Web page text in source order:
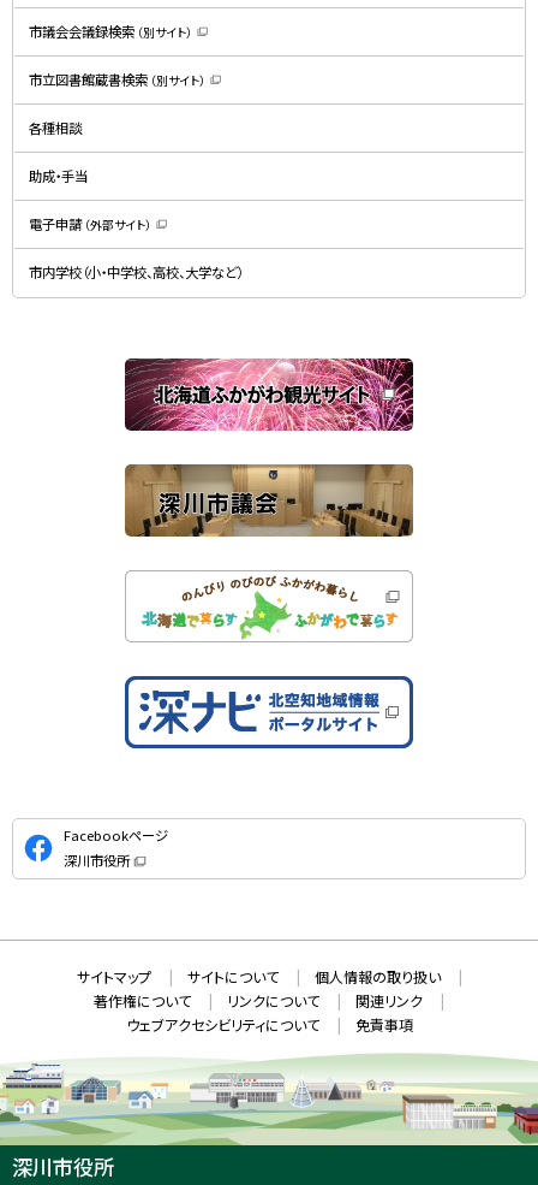
す
）
市議会会議録検索 （別サイト）
新
規
ウ
ン
で
す
市立図書館蔵書検索 （別サイト）
新
ン
で
す
）
各種相談
助成・手当
電子申請 （外部サイト）
新
規
ウ
ン
開
き
ま
す
）
市内学校（小・中学校、高校、大学など）
公
式
S
Facebookページ
深川市役所
（
ン
で
開
き
ま
す
メ
ニ
ュ
ー
報
サイトマップ サイトについて
個人情報の取り扱い
著作権について
リンクについて
関連リンク
ウェブアクセシビリティについて
免責事項
深川市役所